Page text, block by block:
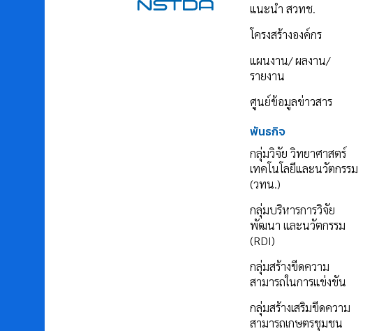
แนะนำ สวทช.
โครงสร้างองค์กร
แผนงาน/ ผลงาน/
รายงาน
ศูนย์ข้อมูลข่าวสาร
พันธกิจ
กลุ่มวิจัย วิทยาศาสตร์
เทคโนโลยีและนวัตกรรม
(วทน.)
กลุ่มบริหารการวิจัย
พัฒนา และนวัตกรรม
(RDI)
กลุ่มสร้างขีดความ
สามารถในการแข่งขัน
กลุ่มสร้างเสริมขีดความ
สามารถเกษตรชุมชน